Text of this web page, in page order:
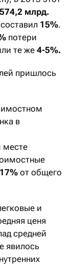
млрд.
15%.
потери
те же 4-5%.
пришлось
в
месте
17% от общего
и
ценя
средней
явилось